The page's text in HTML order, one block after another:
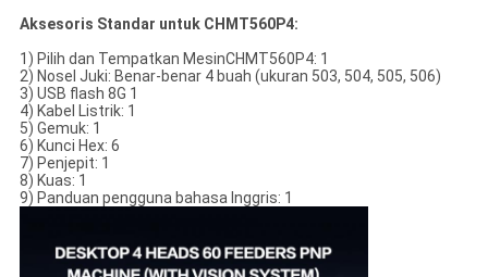
Aksesoris Standar untuk CHMT560P4:
1) Pilih dan Tempatkan MesinCHMT560P4: 1
2) Nosel Juki: Benar-benar 4 buah (ukuran 503, 504, 505, 506)
3) USB flash 8G 1
4) Kabel Listrik: 1
5) Gemuk: 1
6) Kunci Hex: 6
7) Penjepit: 1
8) Kuas: 1
9) Panduan pengguna bahasa Inggris: 1